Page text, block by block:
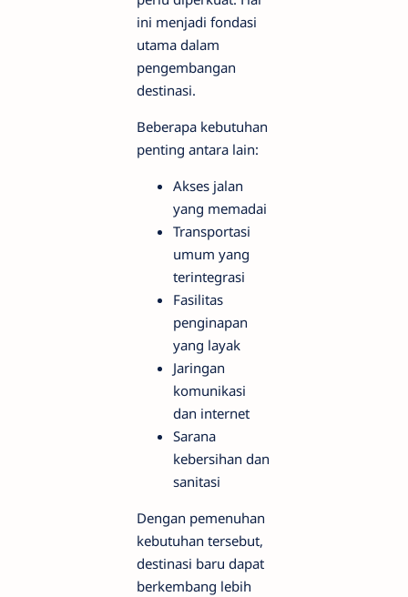
ini menjadi fondasi
utama dalam
pengembangan
destinasi.
Beberapa kebutuhan
penting antara lain:
Akses jalan
yang memadai
Transportasi
umum yang
terintegrasi
Fasilitas
penginapan
yang layak
Jaringan
komunikasi
dan internet
Sarana
kebersihan dan
sanitasi
Dengan pemenuhan
kebutuhan tersebut,
destinasi baru dapat
berkembang lebih